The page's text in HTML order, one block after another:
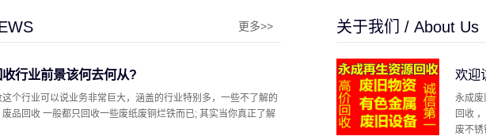
更多>>
收行业前景该何去何从?
个行业可以说业务非常巨大，涵盖的行业特别多，一些不了解的
品回收 一般都只回收一些废纸废铜烂铁而已; 其实当你真正了解
关于我们 / About Us
欢迎
永成废
回收
废不锈